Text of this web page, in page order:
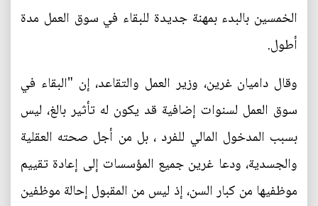
الخمسين بالبدء بمهنة جديدة للبقاء في سوق العمل مدة
أطول.
وقال داميان غرين، وزير العمل والتقاعد، إن "البقاء في
سوق العمل لسنوات إضافية قد يكون له تأثير بالغ، ليس
بسبب المدخول المالي للفرد ، بل من أجل صحته العقلية
والجسدية، ودعا غرين جميع المؤسسات إلى إعادة تقييم
موظفيها من كبار السن، إذ ليس من المقبول إحالة موظفين